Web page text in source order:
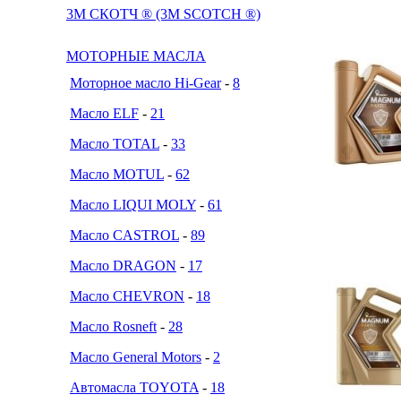
3М СКОТЧ ® (3M SCOTCH ®)
МОТОРНЫЕ МАСЛА
Моторное масло Hi-Gear- 8
Масло ELF - 21
Масло TOTAL - 33
Масло MOTUL - 62
Масло LIQUI MOLY - 61
Масло CASTROL - 89
Масло DRAGON - 17
Масло CHEVRON - 18
Масло Rosneft - 28
Масло General Motors - 2
Автомасла TOYOTA - 18